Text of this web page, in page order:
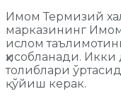
Имом Термизий
марказининг
ислом
ҳисобланади.
толиблари
қўйиш керак.